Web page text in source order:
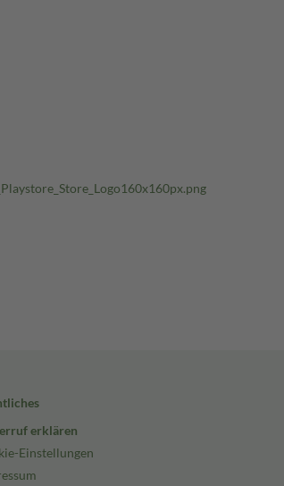
erklären
Einstellungen